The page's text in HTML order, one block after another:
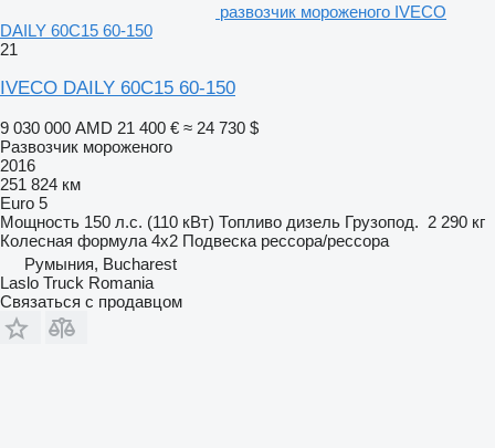
развозчик мороженого IVECO
DAILY 60C15 60-150
21
IVECO DAILY 60C15 60-150
9 030 000 AMD 21 400 € ≈ 24 730 $
Развозчик мороженого
2016
251 824 км
Euro 5
Мощность 150 л.с. (110 кВт) Топливо дизель Грузопод. 2 290 кг
Колесная формула 4x2 Подвеска рессора/рессора
Румыния, Bucharest
Laslo Truck Romania
Связаться с продавцом